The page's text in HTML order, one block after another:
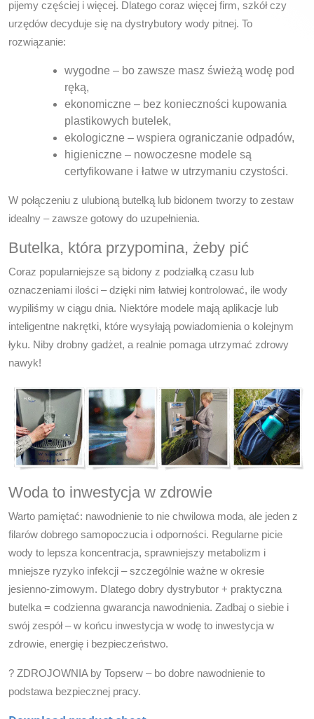
pijemy częściej i więcej. Dlatego coraz więcej firm, szkół czy
urzędów decyduje się na dystrybutory wody pitnej. To
rozwiązanie:
wygodne – bo zawsze masz świeżą wodę pod
ręką,
ekonomiczne – bez konieczności kupowania
plastikowych butelek,
ekologiczne – wspiera ograniczanie odpadów,
higieniczne – nowoczesne modele są
certyfikowane i łatwe w utrzymaniu czystości.
W połączeniu z ulubioną butelką lub bidonem tworzy to zestaw
idealny – zawsze gotowy do uzupełnienia.
Butelka, która przypomina, żeby pić
Coraz popularniejsze są bidony z podziałką czasu lub
oznaczeniami ilości – dzięki nim łatwiej kontrolować, ile wody
wypiliśmy w ciągu dnia. Niektóre modele mają aplikacje lub
inteligentne nakrętki, które wysyłają powiadomienia o kolejnym
łyku. Niby drobny gadżet, a realnie pomaga utrzymać zdrowy
nawyk!
Woda to inwestycja w zdrowie
Warto pamiętać: nawodnienie to nie chwilowa moda, ale jeden z
filarów dobrego samopoczucia i odporności. Regularne picie
wody to lepsza koncentracja, sprawniejszy metabolizm i
mniejsze ryzyko infekcji – szczególnie ważne w okresie
jesienno-zimowym. Dlatego dobry dystrybutor + praktyczna
butelka = codzienna gwarancja nawodnienia. Zadbaj o siebie i
swój zespół – w końcu inwestycja w wodę to inwestycja w
zdrowie, energię i bezpieczeństwo.
? ZDROJOWNIA by Topserw – bo dobre nawodnienie to
podstawa bezpiecznej pracy.